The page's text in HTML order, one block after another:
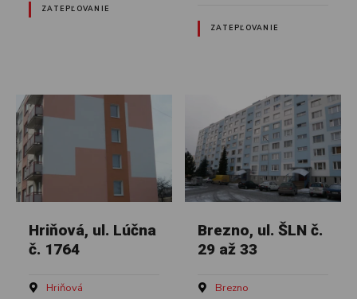
ZATEPĽOVANIE
ZATEPĽOVANIE
Hriňová, ul. Lúčna
č. 1764
Hriňová
Brezno, ul. ŠLN č.
29 až 33
Brezno